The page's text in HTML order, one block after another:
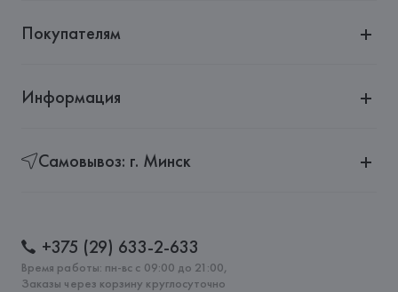
Покупателям
Информация
Самовывоз: г. Минск
+375 (29) 633-2-633
Время работы: пн-вс с 09:00 до 21:00,
Заказы через корзину круглосуточно